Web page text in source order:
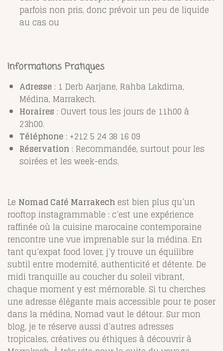
parfois non pris, donc prévoir un peu de liquide
au cas ou
Informations Pratiques
Adresse : 1 Derb Aarjane, Rahba Lakdima,
Médina, Marrakech.
Horaires : Ouvert tous les jours de 11h00 à
23h00.
Téléphone : +212 5 24 38 16 09
Réservation : Recommandée, surtout pour les
soirées et les week-ends.
Le Nomad Café Marrakech est bien plus qu’un
rooftop instagrammable : c’est une expérience
raffinée où la cuisine marocaine contemporaine
rencontre une vue imprenable sur la médina. En
tant qu’expat food lover, j’y trouve un équilibre
subtil entre modernité, authenticité et détente. De
midi tranquille au coucher du soleil vibrant,
chaque moment y est mémorable. Si tu cherches
une adresse élégante mais accessible pour te poser
dans la médina, Nomad vaut le détour. Sur mon
blog, je te réserve aussi d’autres adresses
tropicales, créatives ou éthiques à découvrir à